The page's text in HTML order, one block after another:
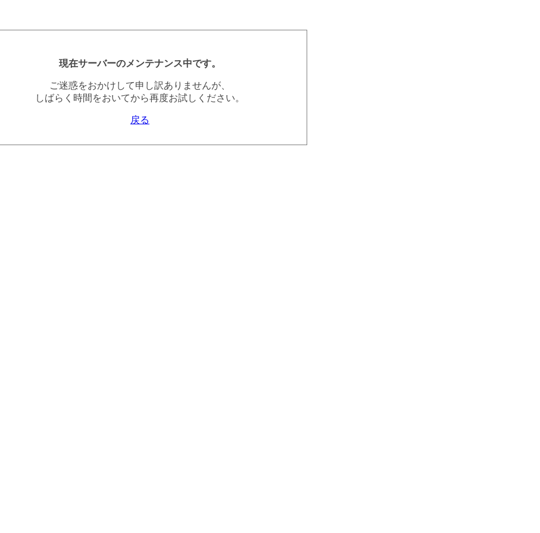
現在サーバーのメンテナンス中です。
ご迷惑をおかけして申し訳ありませんが、
しばらく時間をおいてから再度お試しください。
戻る